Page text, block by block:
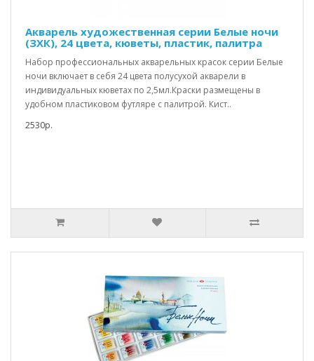
Акварель художественная серии Белые ночи
(ЗХК), 24 цвета, кюветы, пластик, палитра
Набор профессиональных акварельных красок серии Белые
ночи включает в себя 24 цвета полусухой акварели в
индивидуальных кюветах по 2,5мл.Краски размещены в
удобном пластиковом футляре с палитрой. Кист..
2530р.